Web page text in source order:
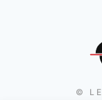
©